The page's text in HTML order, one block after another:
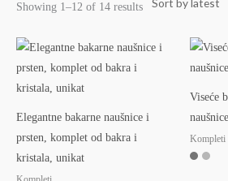
Showing 1–12 of 14 results
Elegantne bakarne naušnice i
prsten, komplet od bakra i
kristala, unikat
Viseće
Kompleti